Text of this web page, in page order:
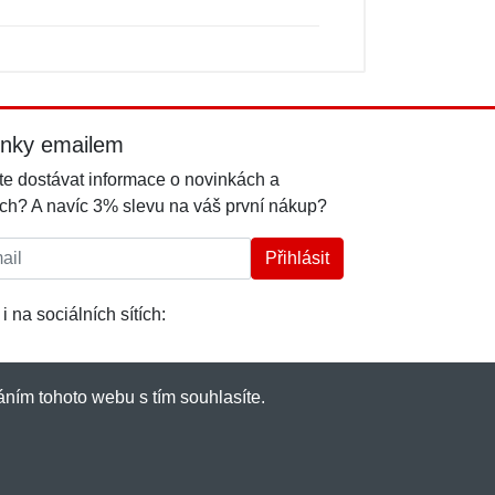
emailem
dostávat informace o novinkách a
A navíc 3% slevu na váš první nákup?
Přihlásit
i na sociálních sítích:
tohoto webu s tím souhlasíte.